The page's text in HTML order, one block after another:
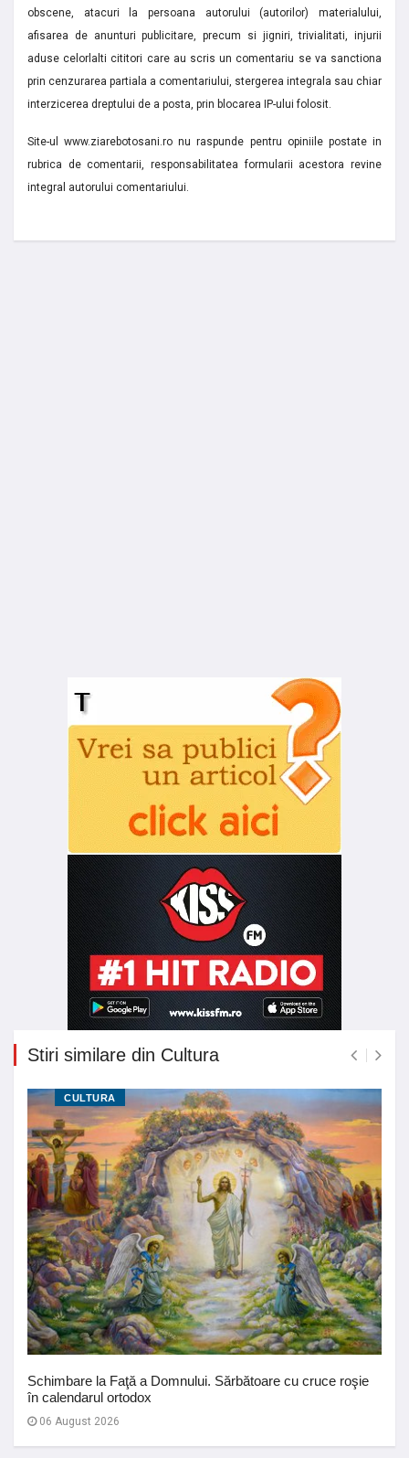
obscene, atacuri la persoana autorului (autorilor) materialului,
afisarea de anunturi publicitare, precum si jigniri, trivialitati, injurii
aduse celorlalti cititori care au scris un comentariu se va sanctiona
prin cenzurarea partiala a comentariului, stergerea integrala sau chiar
interzicerea dreptului de a posta, prin blocarea IP-ului folosit.
Site-ul www.ziarebotosani.ro nu raspunde pentru opiniile postate in
rubrica de comentarii, responsabilitatea formularii acestora revine
integral autorului comentariului.
Stiri similare din Cultura
CULTURA
Schimbare la Faţă a Domnului. Sărbătoare cu cruce roşie
în calendarul ortodox
06 August 2026